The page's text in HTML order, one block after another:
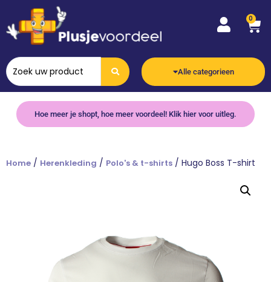
0
Alle categorieen
Hoe meer je shopt, hoe meer voordeel! Klik hier voor uitleg.
Home / Herenkleding / Polo's & t-shirts / Hugo Boss T-shirt